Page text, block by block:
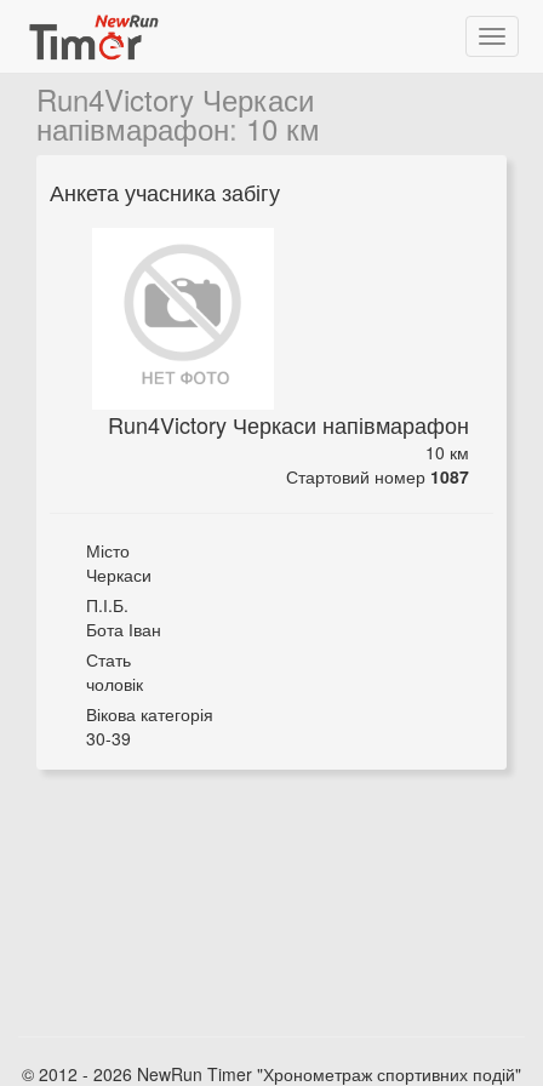
Run4Victory Черкаси
напівмарафон:10 км
Анкета учасника забігу
Run4Victory Черкаси напівмарафон
10 км
Стартовий номер 1087
Місто
Черкаси
П.І.Б.
Бота Іван
Стать
чоловік
Вікова категорія
30-39
© 2012 - 2026 NewRun Timer "Хронометраж спортивних подій"